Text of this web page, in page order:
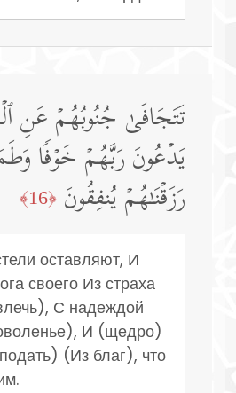
تَتَجَافَىٰ جُنُوبُهُمۡ عَنِ
یَدۡعُونَ رَبَّهُمۡ خَوۡفࣰا
رَزَقۡنَـٰهُمۡ یُنفِقُونَ ﴿16﴾
оставляют, И
своего Из страха
С надеждой
И (щедро)
(Из благ), что